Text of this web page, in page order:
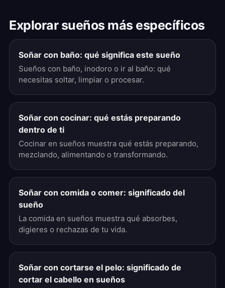
Explorar sueños más específicos
Soñar con baño: qué significa este sueño
Sueños con baño, inodoro o ir al baño: qué
necesitas soltar, limpiar o procesar.
Soñar con cocinar: qué estás preparando
dentro de ti
Cocinar en sueños muestra qué estás preparando,
mezclando, alimentando o transformando.
Soñar con comida o comer: significado del
sueño
La comida en sueños muestra qué absorbes,
digieres o rechazas de tu vida.
Soñar con cortarse el pelo: significado de
cortar el cabello en sueños